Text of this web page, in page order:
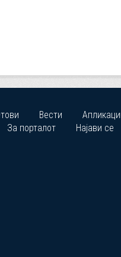
Вести
За порталот Најави се